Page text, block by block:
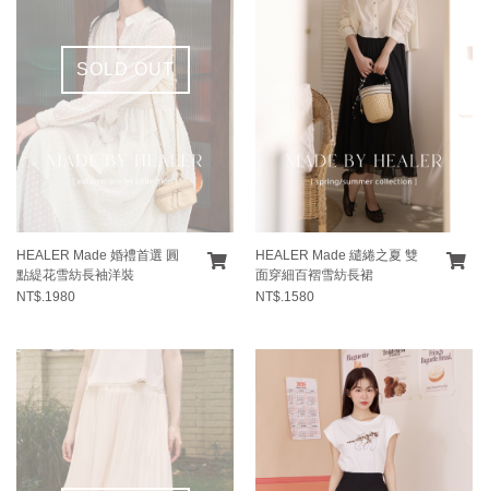
SOLD OUT
HEALER Made 婚禮首選 圓
點緹花雪紡長袖洋裝
NT$.1980
HEALER Made 繾綣之夏 雙
面穿細百褶雪紡長裙
NT$.1580